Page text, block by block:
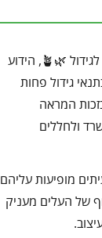
סנסיווריה ירוקה היא צמח בית עמיד, אלגנטי ופשוט לגידול 🌿🪴, הידוע
גידול פחות
המראה
ולחללים
מופיעות עליהם
של העלים מעניק